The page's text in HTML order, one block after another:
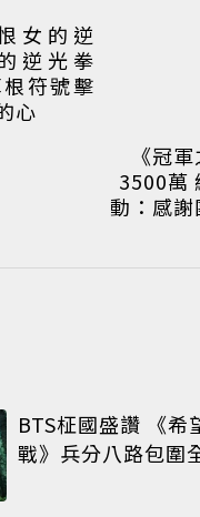
女的逆
逆光拳
符號擊
心
《冠
3500萬
動：感
BTS柾國盛讚 《希
戰》兵分八路包圍